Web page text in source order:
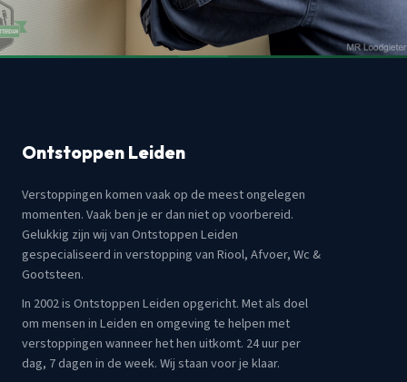
Ontstoppen Leiden
Verstoppingen komen vaak op de meest ongelegen
momenten. Vaak ben je er dan niet op voorbereid.
Gelukkig zijn wij van Ontstoppen Leiden
gespecialiseerd in verstopping van Riool, Afvoer, Wc &
Gootsteen.
In 2002 is Ontstoppen Leiden opgericht. Met als doel
om mensen in Leiden en omgeving te helpen met
verstoppingen wanneer het hen uitkomt. 24 uur per
dag, 7 dagen in de week. Wij staan voor je klaar.